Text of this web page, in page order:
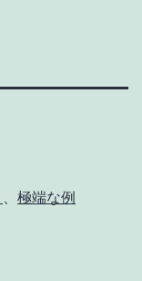
極端な例